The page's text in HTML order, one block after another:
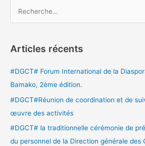
h
r
Articles récents
#DGCT# Forum International de la
Bamako, 2ème édition.
#DGCT#Réunion de coordination et de
œuvre des activités
#DGCT# la traditionnelle cérémonie de
du personnel de la Direction générale des